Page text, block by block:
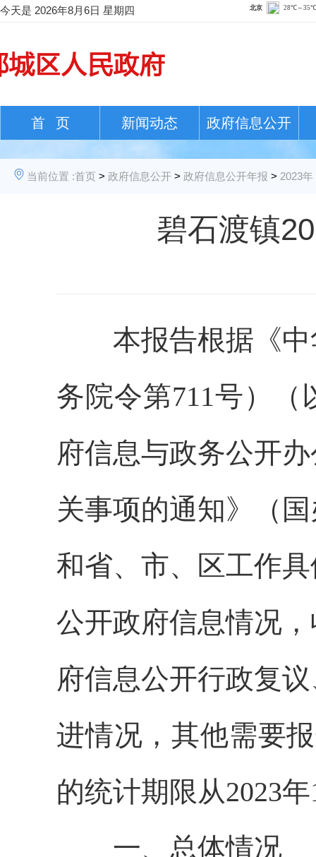
今天是 2026年8月6日 星期四
首 页 新闻动态 政府信息公开
当前位置 :首页 > 政府信息公开 > 政府信息公开年报 > 2023年
碧石渡镇
本报告根据《中
务院令第711号）（
府信息与政务公开
关事项的通知》（
和省、市、区工作
公开政府信息情况
府信息公开行政复
进情况，其他需要
的统计期限从2023
一、总体情况